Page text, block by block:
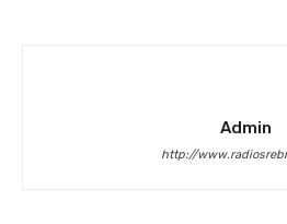
Admin
http://